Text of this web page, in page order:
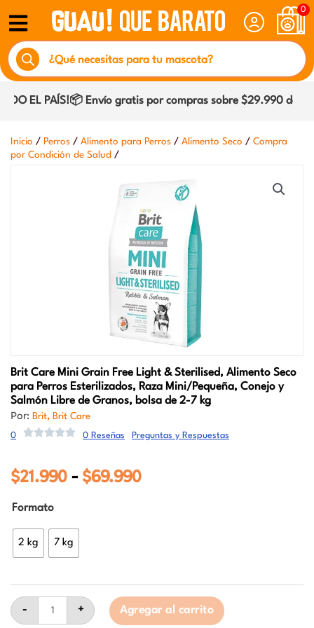
contenido
0
Búsqueda
de
productos
EL PAÍS!📦 Envío gratis por compras sobre $29.990 dentro
Inicio / Perros / Alimento para Perros / Alimento Seco / Compra
por Condición de Salud /
Brit Care Mini Grain Free Light & Sterilised, Alimento Seco
para Perros Esterilizados, Raza Mini/Pequeña, Conejo y
Salmón Libre de Granos, bolsa de 2-7 kg
Por: Brit, Brit Care
0 0 Reseñas Preguntas y Respuestas
$21.990 - $69.990Rango
$69.990
Formato
2 kg 7 kg
-
Brit
Care
Grain
Free
Light
Sterilised,
Alimento
Seco
+ Agregar al carrito